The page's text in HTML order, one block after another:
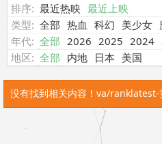
排序: 最近热映 最近上映
类型: 全部 热血 科幻 美少女
年代: 全部 2026 2025 2024
地区: 全部 内地 日本 美国
没有找到相关内容！va/ranklatest-